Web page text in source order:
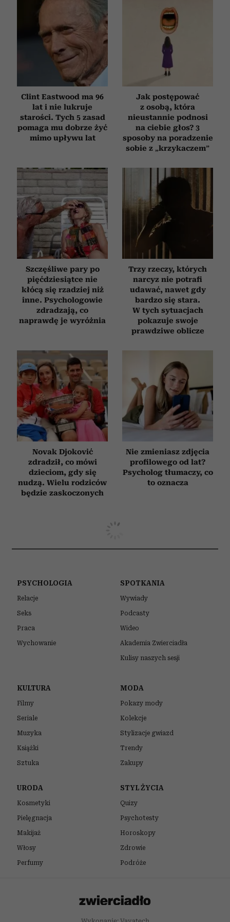
Clint Eastwood ma 96
lat i nie lukruje
starości. Tych 5 zasad
pomaga mu dobrze żyć
mimo upływu lat
Jak postępować
z osobą, która
nieustannie podnosi
na ciebie głos? 3
sposoby na poradzenie
sobie z „krzykaczem”
Szczęśliwe pary po
pięćdziesiątce nie
kłócą się rzadziej niż
inne. Psychologowie
zdradzają, co
naprawdę je wyróżnia
Trzy rzeczy, których
narcyz nie potrafi
udawać, nawet gdy
bardzo się stara.
W tych sytuacjach
pokazuje swoje
prawdziwe oblicze
Novak Djoković
zdradził, co mówi
dzieciom, gdy się
nudzą. Wielu rodziców
będzie zaskoczonych
Nie zmieniasz zdjęcia
profilowego od lat?
Psycholog tłumaczy, co
to oznacza
PSYCHOLOGIA
Relacje
Seks
Praca
Wychowanie
SPOTKANIA
Wywiady
Podcasty
Wideo
Akademia Zwierciadła
Kulisy naszych sesji
KULTURA
Filmy
Seriale
Muzyka
Książki
Sztuka
MODA
Pokazy mody
Kolekcje
Stylizacje gwiazd
Trendy
Zakupy
URODA
Kosmetyki
Pielęgnacja
Makijaż
Włosy
Perfumy
STYL ŻYCIA
Quizy
Psychotesty
Horoskopy
Zdrowie
Podróże